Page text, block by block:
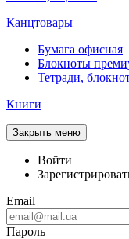
Канцтовары
Бумага офисная
Блокноты
Тетради,
Книги
Закрыть меню
Войти
Email
Пароль